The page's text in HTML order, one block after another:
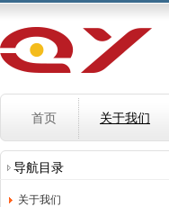
首页 关于我们
导航目录
关于我们